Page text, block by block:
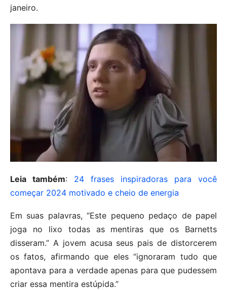
janeiro.
Leia também: 24 frases inspiradoras para você
começar 2024 motivado e cheio de energia
Em suas palavras, “Este pequeno pedaço de papel
joga no lixo todas as mentiras que os Barnetts
disseram.” A jovem acusa seus pais de distorcerem
os fatos, afirmando que eles “ignoraram tudo que
apontava para a verdade apenas para que pudessem
criar essa mentira estúpida.”